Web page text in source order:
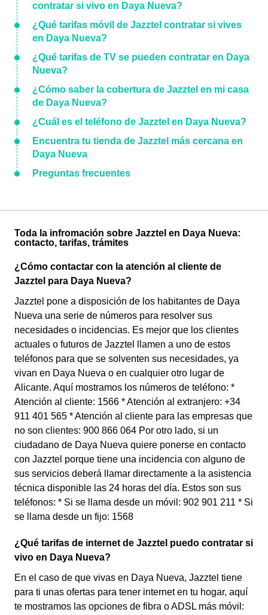
contratar si vivo en Daya Nueva?
¿Qué tarifas móvil de Jazztel contratar si vives
en Daya Nueva?
¿Qué tarifas de TV se pueden contratar en Daya
Nueva?
¿Cómo saber la cobertura de Jazztel en mi casa
de Daya Nueva?
¿Cuál es el teléfono de Jazztel en Daya Nueva?
Encuentra tu tienda de Jazztel más cercana en
Daya Nueva
Preguntas frecuentes
Toda la infromación sobre Jazztel en Daya Nueva:
contacto, tarifas, trámites
¿Cómo contactar con la atención al cliente de
Jazztel para Daya Nueva?
Jazztel pone a disposición de los habitantes de Daya
Nueva una serie de números para resolver sus
necesidades o incidencias. Es mejor que los clientes
actuales o futuros de Jazztel llamen a uno de estos
teléfonos para que se solventen sus necesidades, ya
vivan en Daya Nueva o en cualquier otro lugar de
Alicante. Aquí mostramos los números de teléfono: *
Atención al cliente: 1566 * Atención al extranjero: +34
911 401 565 * Atención al cliente para las empresas que
no son clientes: 900 866 064 Por otro lado, si un
ciudadano de Daya Nueva quiere ponerse en contacto
con Jazztel porque tiene una incidencia con alguno de
sus servicios deberá llamar directamente a la asistencia
técnica disponible las 24 horas del día. Estos son sus
teléfonos: * Si se llama desde un móvil: 902 901 211 * Si
se llama desde un fijo: 1568
¿Qué tarifas de internet de Jazztel puedo contratar si
vivo en Daya Nueva?
En el caso de que vivas en Daya Nueva, Jazztel tiene
para ti unas ofertas para tener internet en tu hogar, aquí
te mostramos las opciones de fibra o ADSL más móvil: